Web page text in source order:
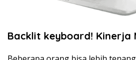
Backlit keyboard! Kinerja